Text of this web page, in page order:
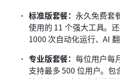
标准版套餐： 永久免费套
使用的 11 个强大工具。
1000 次自动化运行、AI 翻
专业版套餐：每位用户每
支持最多 500 位用户。